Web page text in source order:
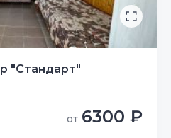
"Стандарт"
от 6300 ₽